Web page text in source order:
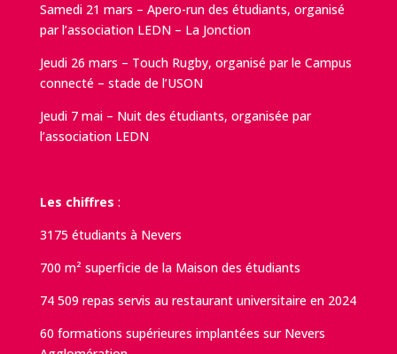
Samedi 21 mars – Apero-run des étudiants, organisé
par l’association LEDN – La Jonction
Jeudi 26 mars – Touch Rugby, organisé par le Campus
connecté – stade de l’USON
Jeudi 7 mai – Nuit des étudiants, organisée par
l’association LEDN
Les chiffres :
3175 étudiants à Nevers
700 m² superficie de la Maison des étudiants
74 509 repas servis au restaurant universitaire en 2024
60 formations supérieures implantées sur Nevers